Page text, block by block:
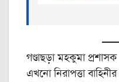
গণ্ডাছড়া মহকুমা
এখনো নিরাপত্তা